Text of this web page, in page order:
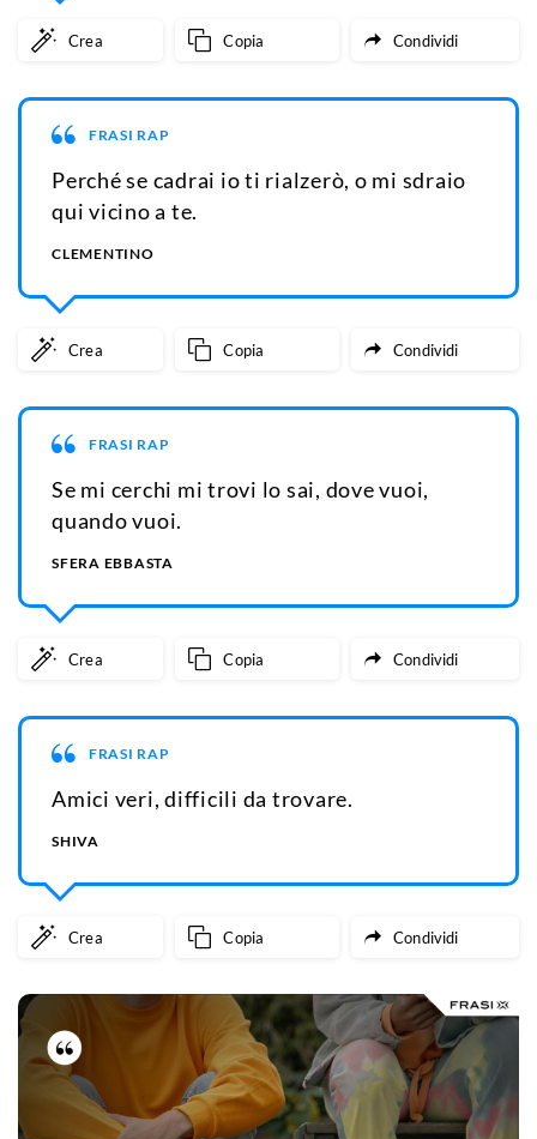
Crea Copia Condividi
FRASI RAP
Perché se cadrai io ti rialzerò, o mi sdraio
qui vicino a te.
CLEMENTINO
Crea Copia Condividi
FRASI RAP
Se mi cerchi mi trovi lo sai, dove vuoi,
quando vuoi.
SFERA EBBASTA
Crea Copia Condividi
FRASI RAP
Amici veri, difficili da trovare.
SHIVA
Crea Copia Condividi